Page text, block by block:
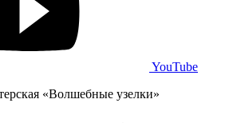
YouTube
«Волшебные узелки»